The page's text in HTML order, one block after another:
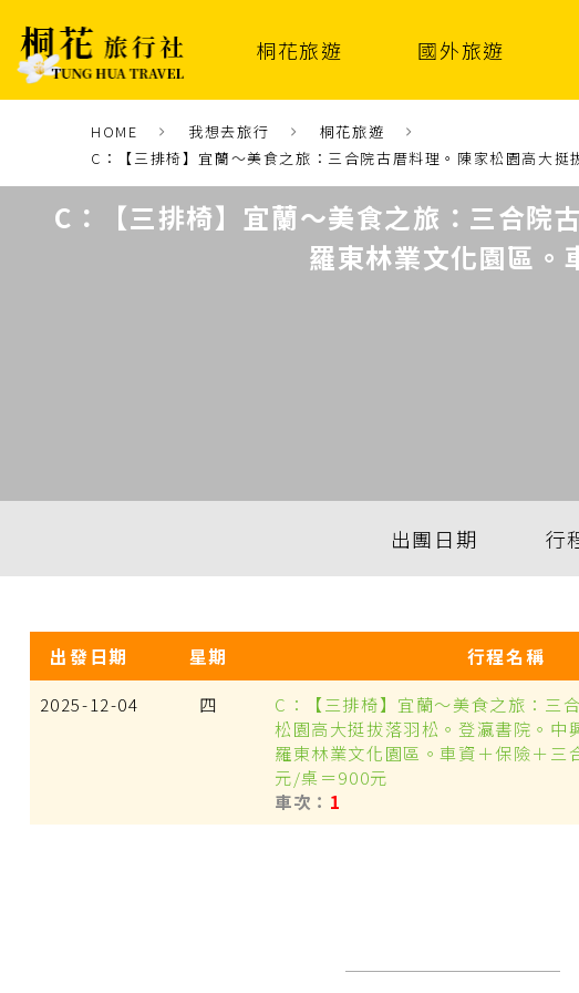
桐花旅遊 國外旅遊
HOME 我想去旅行
桐花旅遊
C：【三排椅】宜蘭～美食之旅：三合院古厝料理。陳家松園高大
C：【三排椅】宜蘭～美食之旅：三合院
羅東林業文化園區
出團日期 行
出發日期 星期 行程名稱
2025-12-04 四
C：【三排椅】宜蘭～美食之旅：三
松園高大挺拔落羽松。登瀛書院。中
羅東林業文化園區。車資＋保險＋三
元/桌＝900元
1